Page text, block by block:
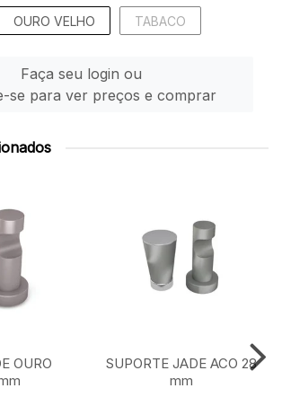
OURO VELHO TABACO
Faça seu login ou
se para ver preços e comprar
OURO
SUPORTE JADE ACO 28
mm